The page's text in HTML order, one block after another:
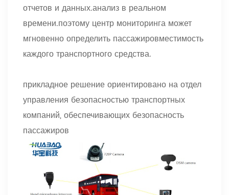
отчетов и данных.анализ в реальном
времени.поэтому центр мониторинга может
мгновенно определить пассажировместимость
каждого транспортного средства.
прикладное решение ориентировано на отдел
управления безопасностью транспортных
компаний, обеспечивающих безопасность
пассажиров